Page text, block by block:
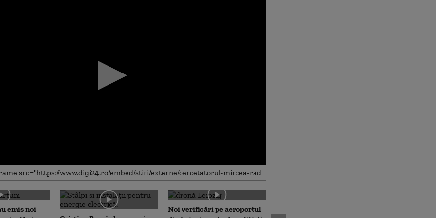
emis noi
Noi verificări pe aeroportul